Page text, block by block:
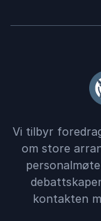
Vi tilbyr
om store
kontakten